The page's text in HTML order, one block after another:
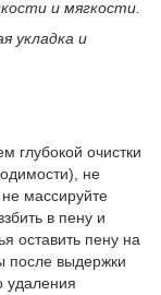
и мягкости.
укладка и
глубокой очистки
не
массируйте
в пену и
оставить пену на
после выдержки
удаления